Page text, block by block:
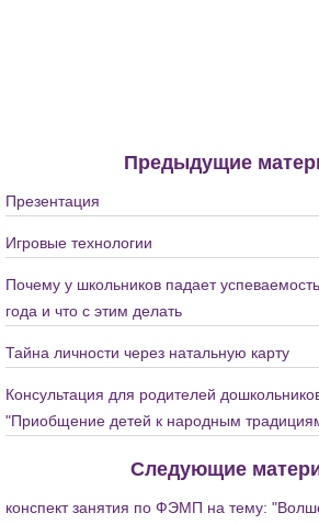
Предыдущие
Презентация
Игровые технологии
Почему у школьников падает
года и что с этим делать
Тайна личности через натальную карту
Консультация для родителей
"Приобщение детей к народным
Следующие
конспект занятия по ФЭМП на тему: